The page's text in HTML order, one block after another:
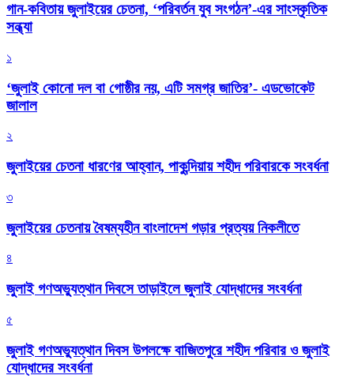
গান-কবিতায় জুলাইয়ের চেতনা, ‘পরিবর্তন যুব সংগঠন’-এর সাংস্কৃতিক
সন্ধ্যা
১
‘জুলাই কোনো দল বা গোষ্ঠীর নয়, এটি সমগ্র জাতির’- এডভোকেট
জালাল
২
জুলাইয়ের চেতনা ধারণের আহ্বান, পাকুন্দিয়ায় শহীদ পরিবারকে সংবর্ধনা
৩
জুলাইয়ের চেতনায় বৈষম্যহীন বাংলাদেশ গড়ার প্রত্যয় নিকলীতে
৪
জুলাই গণঅভ্যুত্থান দিবসে তাড়াইলে জুলাই যোদ্ধাদের সংবর্ধনা
৫
জুলাই গণঅভ্যুত্থান দিবস উপলক্ষে বাজিতপুরে শহীদ পরিবার ও জুলাই
যোদ্ধাদের সংবর্ধনা